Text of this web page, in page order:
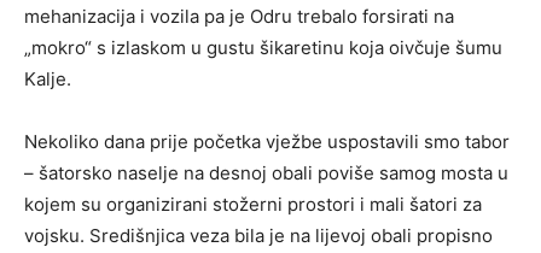
mehanizacija i vozila pa je Odru trebalo forsirati na
„mokro“ s izlaskom u gustu šikaretinu koja oivčuje šumu
Kalje.
Nekoliko dana prije početka vježbe uspostavili smo tabor
– šatorsko naselje na desnoj obali poviše samog mosta u
kojem su organizirani stožerni prostori i mali šatori za
vojsku. Središnjica veza bila je na lijevoj obali propisno